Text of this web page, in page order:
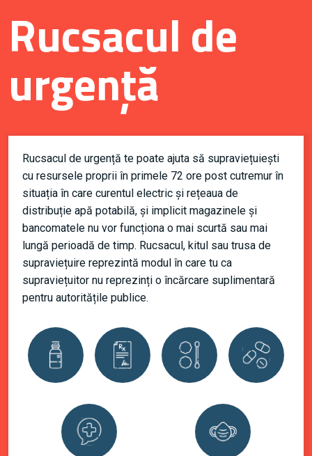
Rucsacul de
urgență
Rucsacul de urgență te poate ajuta să supraviețuiești
cu resursele proprii în primele 72 ore post cutremur în
situația în care curentul electric și rețeaua de
distribuție apă potabilă, și implicit magazinele și
bancomatele nu vor funcționa o mai scurtă sau mai
lungă perioadă de timp. Rucsacul, kitul sau trusa de
supraviețuire reprezintă modul în care tu ca
supraviețuitor nu reprezinți o încărcare suplimentară
pentru autoritățile publice.